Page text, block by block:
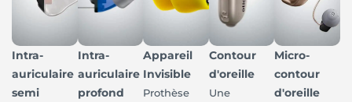
Intra-
auriculaire
semi
Intra-
auriculaire
profond
Appareil
Invisible
Prothèse
Contour
d'oreille
Une
Micro-
contour
d'oreille